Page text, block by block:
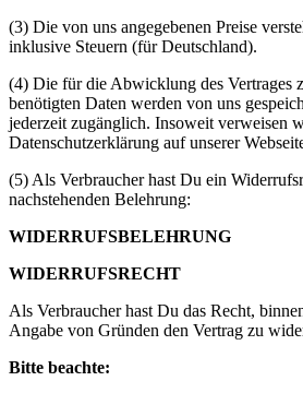
(3) Die von uns angegebenen Preise
inklusive Steuern (für Deutschland).
(4) Die für die Abwicklung des Vertrages
benötigten Daten werden von uns
jederzeit zugänglich. Insoweit verweisen
Datenschutzerklärung auf unserer
(5) Als Verbraucher hast Du ein
nachstehenden Belehrung:
WIDERRUFSBELEHRUNG
WIDERRUFSRECHT
Als Verbraucher hast Du das Recht,
Angabe von Gründen den Vertrag zu
Bitte beachte: